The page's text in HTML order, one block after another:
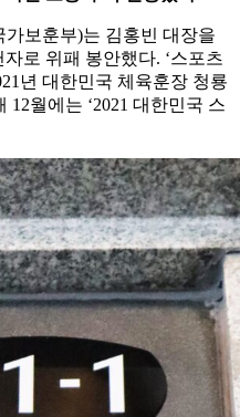
가보훈부)는 김홍빈 대장을
로 위패 봉안했다. ‘스포츠
년 대한민국 체육훈장 청룡
월에는 ‘2021 대한민국 스